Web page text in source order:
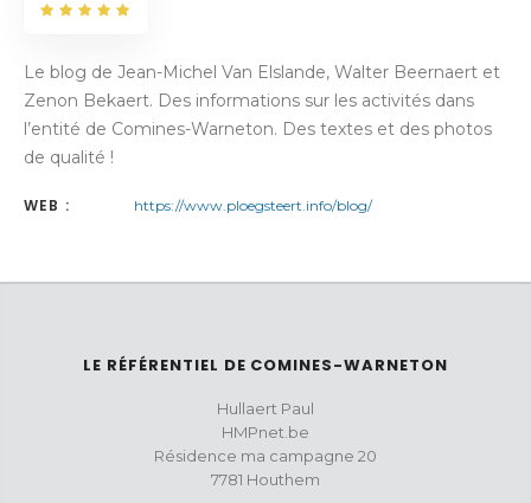
Le blog de Jean-Michel Van Elslande, Walter Beernaert et
Zenon Bekaert. Des informations sur les activités dans
l’entité de Comines-Warneton. Des textes et des photos
de qualité !
WEB : https://www.ploegsteert.info/blog/
LE RÉFÉRENTIEL DE COMINES-WARNETON
Hullaert Paul
HMPnet.be
Résidence ma campagne 20
7781 Houthem